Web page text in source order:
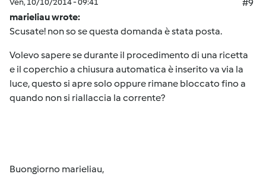
Ven, 10/10/2014 - 09:41
#9
marieliau wrote:
Scusate! non so se questa domanda è stata posta.
Volevo sapere se durante il procedimento di una ricetta
e il coperchio a chiusura automatica è inserito va via la
luce, questo si apre solo oppure rimane bloccato fino a
quando non si riallaccia la corrente?
Buongiorno marieliau,